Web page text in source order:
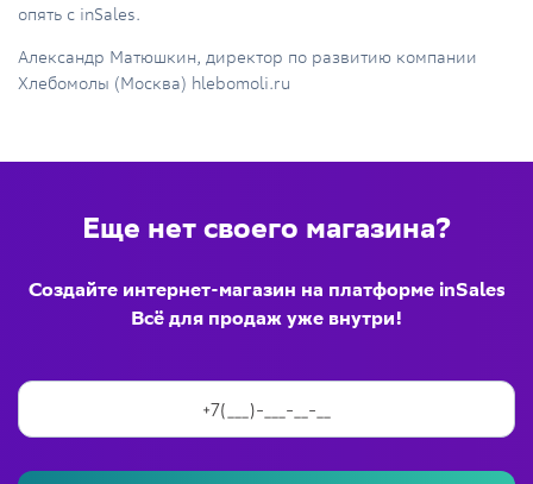
опять с inSales.
Александр Матюшкин, директор по развитию компании
Хлебомолы (Москва) hlebomoli.ru
Еще нет своего магазина?
Создайте интернет-магазин на платформе inSales
Всё для продаж уже внутри!